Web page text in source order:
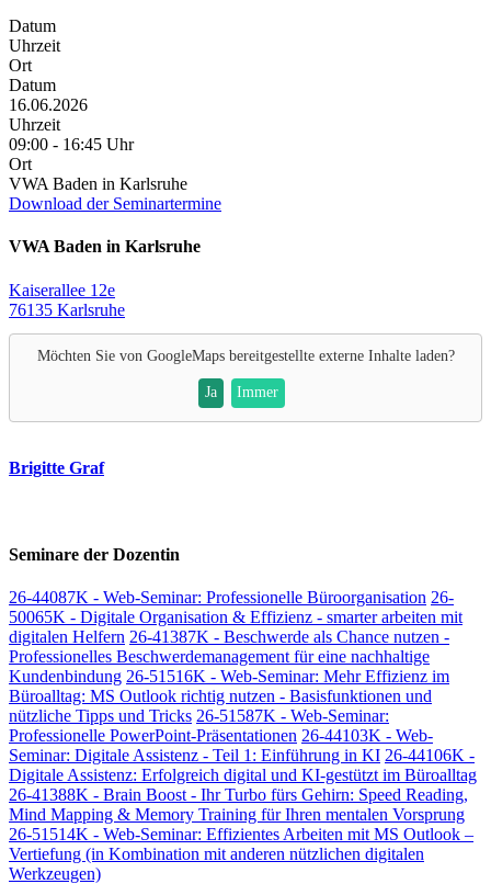
Datum
Uhrzeit
Ort
Datum
16.06.2026
Uhrzeit
09:00 - 16:45 Uhr
Ort
VWA Baden in Karlsruhe
Download der Seminartermine
VWA Baden in Karlsruhe
Kaiserallee 12e
76135 Karlsruhe
Möchten Sie von GoogleMapsbereitgestellte externe Inhalte laden?
Ja Immer
Brigitte Graf
Seminare der Dozentin
26-44087K - Web-Seminar: Professionelle Büroorganisation 26-
50065K - Digitale Organisation & Effizienz - smarter arbeiten mit
digitalen Helfern 26-41387K - Beschwerde als Chance nutzen -
Professionelles Beschwerdemanagement für eine nachhaltige
Kundenbindung 26-51516K - Web-Seminar: Mehr Effizienz im
Büroalltag: MS Outlook richtig nutzen - Basisfunktionen und
nützliche Tipps und Tricks 26-51587K - Web-Seminar:
Professionelle PowerPoint-Präsentationen 26-44103K - Web-
Seminar: Digitale Assistenz - Teil 1: Einführung in KI 26-44106K -
Digitale Assistenz: Erfolgreich digital und KI-gestützt im Büroalltag
26-41388K - Brain Boost - Ihr Turbo fürs Gehirn: Speed Reading,
Mind Mapping & Memory Training für Ihren mentalen Vorsprung
26-51514K - Web-Seminar: Effizientes Arbeiten mit MS Outlook –
Vertiefung (in Kombination mit anderen nützlichen digitalen
Werkzeugen)